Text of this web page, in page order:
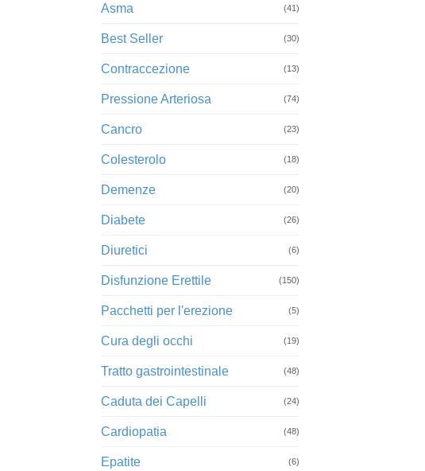
Asma (41)
Best Seller (30)
Contraccezione (13)
Pressione Arteriosa (74)
Cancro (23)
Colesterolo (18)
Demenze (20)
Diabete (26)
Diuretici (6)
Disfunzione Erettile (150)
Pacchetti per l'erezione (5)
Cura degli occhi (19)
Tratto gastrointestinale (48)
Caduta dei Capelli (24)
Cardiopatia (48)
Epatite (6)